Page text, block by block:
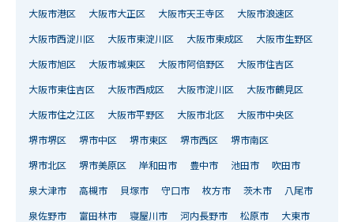
大阪市港区 大阪市大正区 大阪市天王寺区 大阪市浪速区
大阪市西淀川区 大阪市東淀川区 大阪市東成区 大阪市生野区
大阪市旭区 大阪市城東区 大阪市阿倍野区 大阪市住吉区
大阪市東住吉区 大阪市西成区 大阪市淀川区 大阪市鶴見区
大阪市住之江区 大阪市平野区 大阪市北区 大阪市中央区
堺市堺区 堺市中区 堺市東区 堺市西区 堺市南区
堺市北区 堺市美原区 岸和田市 豊中市 池田市 吹田市
泉大津市 高槻市 貝塚市 守口市 枚方市 茨木市 八尾市
泉佐野市 富田林市 寝屋川市 河内長野市 松原市 大東市